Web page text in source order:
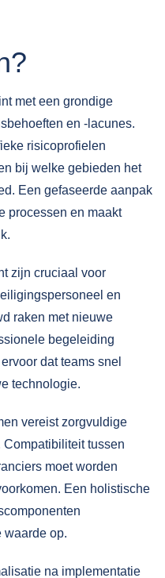
met een grondige
en -lacunes.
risicoprofielen
bij welke gebieden het
Een gefaseerde aanpak
processen en maakt
zijn cruciaal voor
en
raken met nieuwe
begeleiding
dat teams snel
technologie.
vereist zorgvuldige
tussen
moet worden
Een holistische
waarde op.
na implementatie